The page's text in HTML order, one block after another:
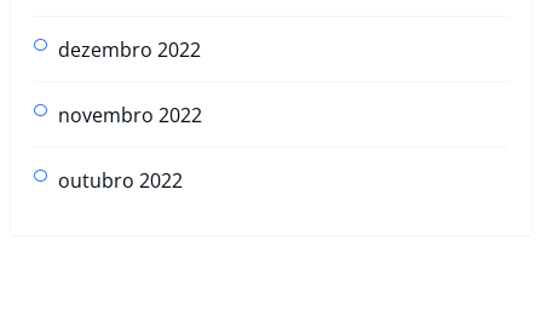
dezembro 2022
novembro 2022
outubro 2022